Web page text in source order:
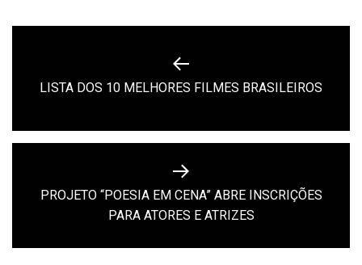
Previous
LISTA DOS 10 MELHORES FILMES BRASILEIROS
Next
post:
PROJETO “POESIA EM CENA” ABRE INSCRIÇÕES
PARA ATORES E ATRIZES